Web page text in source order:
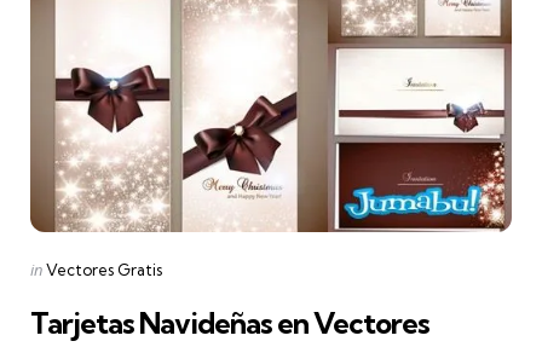
Categories
Posted
inVectores Gratis
Tarjetas Navideñas en Vectores